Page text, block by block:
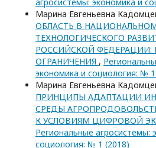
Марина Евгеньевна
ОБЛАСТЬ В
ТЕХНОЛОГИЧЕСКОГО
РОССИЙСКОЙ ФЕДЕРАЦИИ:
ОГРАНИЧЕНИЯ ,
экономика и социология: №
Марина Евгеньевна
ПРИНЦИПЫ АДАПТАЦИИ
СРЕДЫ
К УСЛОВИЯМ ЦИФРОВОЙ
Региональные агросистемы:
социология: № 1 (2018)